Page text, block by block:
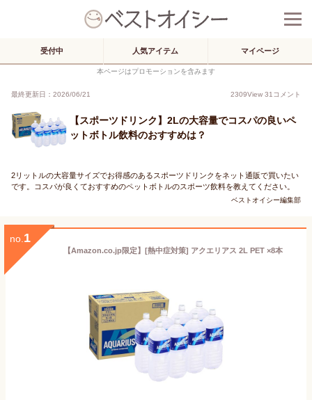
受付中 人気アイテム マイページ
本ページはプロモーションを含みます
最終更新日：2026/06/21 2309View 31 コメント
【スポーツドリンク】2Lの大容量でコスパの良いペ
ットボトル飲料のおすすめは？
2リットルの大容量サイズでお得感のあるスポーツドリンクをネット通販で買いたい
です。コスパが良くておすすめのペットボトルのスポーツ飲料を教えてください。
ベストオイシー編集部
no. 1
【Amazon.co.jp限定】[熱中症対策] アクエリアス 2L PET ×8本